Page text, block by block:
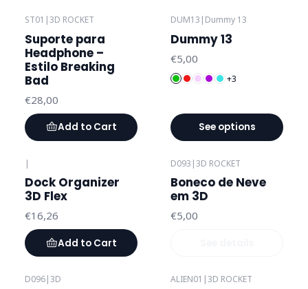
ST01 |3D ROCKET
Suporte para
Headphone –
Estilo Breaking
Bad
€28,00
Add to Cart
DUM13 | Dummy 13
Dummy 13
€5,00
+3
See options
|
Dock Organizer
3D Flex
€16,26
Add to Cart
D093 |3D ROCKET
Boneco de Neve
em 3D
€5,00
D096|3D ALIEN01 |3D ROCKET